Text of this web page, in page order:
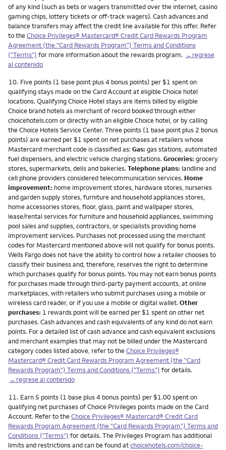
of any kind (such as bets or wagers transmitted over the internet, casino
gaming chips, lottery tickets or off-track wagers). Cash advances and
balance transfers may affect the credit line available for this offer. Refer
to theChoice Privileges® Mastercard® Credit Card Rewards Program
Agreement (the "Card Rewards Program") Terms and Conditions
("Terms") for more information about the rewards program. ←regrese
al contenido
Nota
10. Five points (1 base point plus 4 bonus points) per $1 spent on
qualifying stays made on the Card Account at eligible Choice hotel
locations. Qualifying Choice Hotel stays are items billed by eligible
Choice brand hotels as merchant of record booked through either
choicehotels.com or directly with an eligible Choice hotel, or by calling
the Choice Hotels Service Center. Three points (1 base point plus 2 bonus
points) are earned per $1 spent on net purchases at retailers whose
Mastercard merchant code is classified as: Gas: gas stations, automated
fuel dispensers, and electric vehicle charging stations. Groceries: grocery
stores, supermarkets, delis and bakeries. Telephone plans: landline and
cell phone providers considered telecommunication services. Home
improvement: home improvement stores, hardware stores, nurseries
and garden supply stores, furniture and household appliances stores,
home accessories stores, floor, glass, paint and wallpaper stores,
lease/rental services for furniture and household appliances, swimming
pool sales and supplies, contractors, or specialists providing home
improvement services. Purchases not processed using the merchant
codes for Mastercard mentioned above will not qualify for bonus points.
Wells Fargo does not have the ability to control how a retailer chooses to
classify their business and, therefore, reserves the right to determine
which purchases qualify for bonus points. You may not earn bonus points
for purchases made through third-party payment accounts, at online
marketplaces, with retailers who submit purchases using a mobile or
wireless card reader, or if you use a mobile or digital wallet. Other
purchases: 1 rewards point will be earned per $1 spent on other net
purchases. Cash advances and cash equivalents of any kind do not earn
points. For a detailed list of cash advance and cash equivalent exclusions
and merchant examples that may not be billed under the Mastercard
category codes listed above, refer to theChoice Privileges®
Mastercard® Credit Card Rewards Program Agreement (the "Card
Rewards Program") Terms and Conditions ("Terms") for details.
←regrese al contenido
Nota
11. Earn 5 points (1 base plus 4 bonus points) per $1.00 spent on
qualifying net purchases of Choice Privileges points made on the Card
Account. Refer to theChoice Privileges® Mastercard® Credit Card
Rewards Program Agreement (the "Card Rewards Program") Terms and
Conditions ("Terms") for details. The Privileges Program has additional
limits and restrictions and can be found atchoicehotels.com/choice-